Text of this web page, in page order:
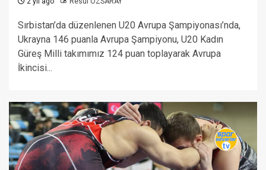
Sırbistan’da düzenlenen U20 Avrupa Şampiyonası’nda,
Ukrayna 146 puanla Avrupa Şampiyonu, U20 Kadın
Güreş Milli takımımız 124 puan toplayarak Avrupa
İkincisi...